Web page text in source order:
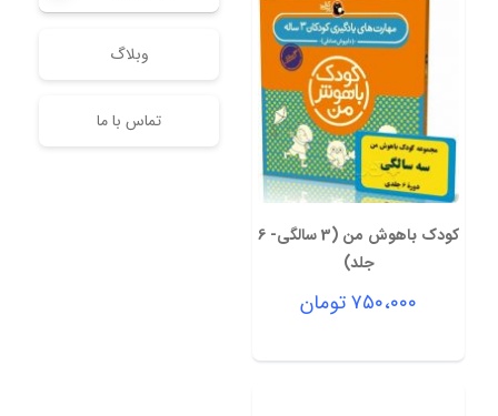
وبلاگ
تماس با ما
کودک باهوش من (3 سالگی- 6
جلد)
۷۵۰،۰۰۰تومان